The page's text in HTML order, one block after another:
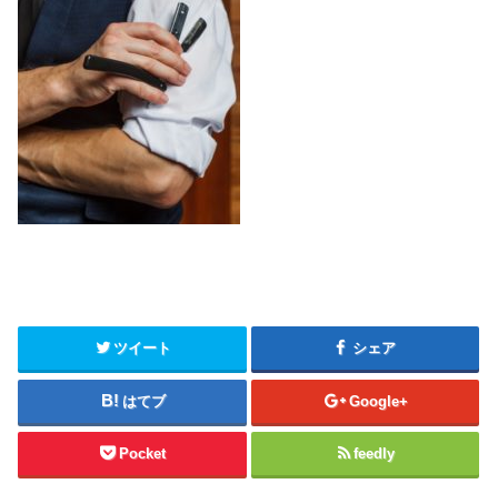
ツイート シェア
はてブ Google+
Pocket feedly